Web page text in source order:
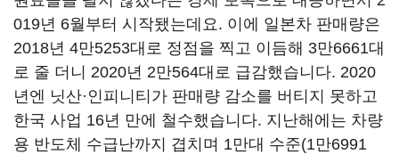
019년 6월부터 시작됐는데요. 이에 일본차 판매량은
2018년 4만5253대로 정점을 찍고 이듬해 3만6661대
로 줄 더니 2020년 2만564대로 급감했습니다. 2020
년엔 닛산·인피니티가 판매량 감소를 버티지 못하고
한국 사업 16년 만에 철수했습니다. 지난해에는 차량
용 반도체 수급난까지 겹치며 1만대 수준(1만6991